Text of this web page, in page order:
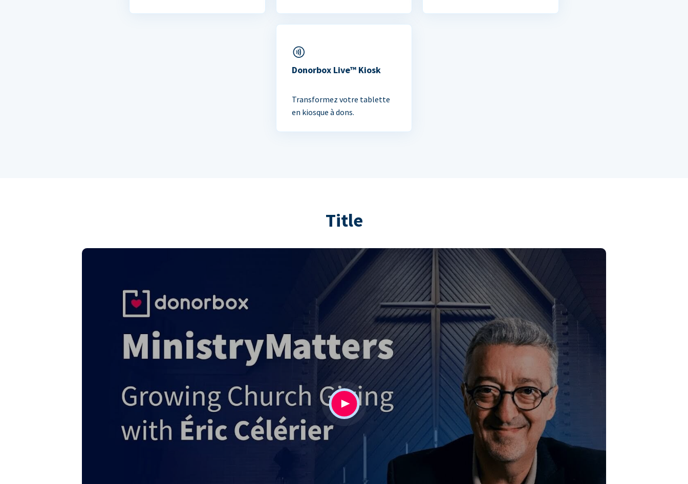
Donorbox Live™ Kiosk
Transformez votre tablette
en kiosque à dons.
Title